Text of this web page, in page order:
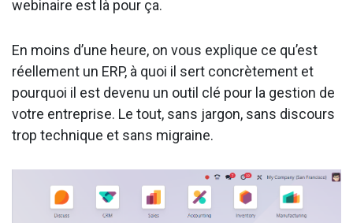
webinaire est là pour ça.
En moins d’une heure, on vous explique ce qu’est
réellement un ERP, à quoi il sert concrètement et
pourquoi il est devenu un outil clé pour la gestion de
votre entreprise. Le tout, sans jargon, sans discours
trop technique et sans migraine.